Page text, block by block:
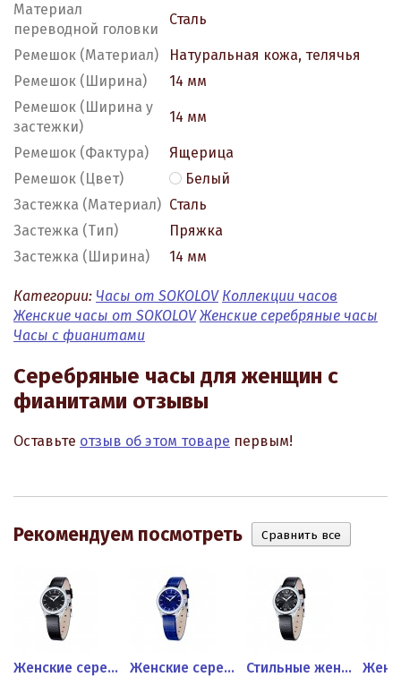
Материал
переводной головки
Сталь
Ремешок (Материал)
Натуральная кожа, телячья
Ремешок (Ширина)
14 мм
Ремешок (Ширина у
застежки)
14 мм
Ремешок (Фактура)
Ящерица
Ремешок (Цвет)
Белый
Застежка (Материал) Сталь
Застежка (Тип)
Пряжка
Застежка (Ширина)
14 мм
Категории: Часы от SOKOLOV Коллекции часов
Женские часы от SOKOLOV Женские серебряные часы
Часы с фианитами
Серебряные часы для женщин с
фианитами отзывы
Оставьте отзыв об этом товаре первым!
Рекомендуем посмотреть
Женские серебряные часы... Женские серебряные часы с... Стильные женские серебряные...